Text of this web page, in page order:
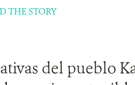
THE STORY
del pueblo